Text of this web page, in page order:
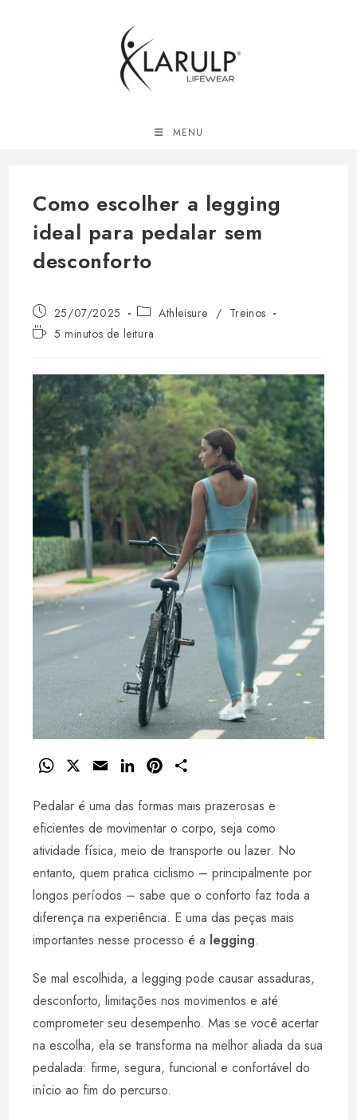
MENU
Como escolher a legging
ideal para pedalar sem
desconforto
Post
publicado:
25/07/2025
Categoria
post:
Athleisure / Treinos
Tempo5 minutos de leitura
W
a
t
s
A
p
a
i
l
n
k
e
d
I
n
n
t
e
r
e
a
r
e
Pedalar é uma das formas mais prazerosas e
eficientes de movimentar o corpo, seja como
atividade física, meio de transporte ou lazer. No
entanto, quem pratica ciclismo – principalmente por
longos períodos – sabe que o conforto faz toda a
diferença na experiência. E uma das peças mais
importantes nesse processo é a legging.
Se mal escolhida, a legging pode causar assaduras,
desconforto, limitações nos movimentos e até
comprometer seu desempenho. Mas se você acertar
na escolha, ela se transforma na melhor aliada da sua
pedalada: firme, segura, funcional e confortável do
início ao fim do percurso.